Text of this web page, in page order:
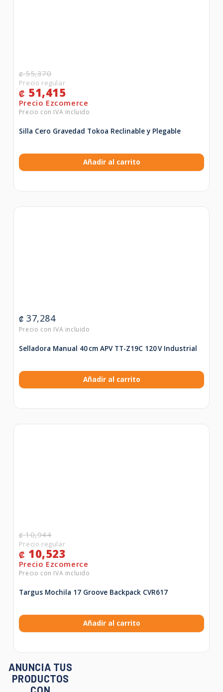
₡55,370
₡ 51,415
Silla Cero Gravedad Tokoa Reclinable y Plegable
Añadir al carrito
₡ 37,284
Selladora Manual 40 cm APV TT-Z19C 120 V Industrial
Añadir al carrito
₡10,944
₡ 10,523
Targus Mochila 17 Groove Backpack CVR617
Añadir al carrito
ANUNCIA TUS
PRODUCTOS